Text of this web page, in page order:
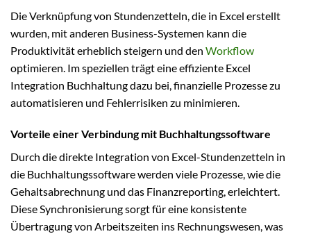
Die Verknüpfung von Stundenzetteln, die in Excel erstellt
wurden, mit anderen Business-Systemen kann die
Produktivität erheblich steigern und den Workflow
optimieren. Im speziellen trägt eine effiziente Excel
Integration Buchhaltung dazu bei, finanzielle Prozesse zu
automatisieren und Fehlerrisiken zu minimieren.
Vorteile einer Verbindung mit Buchhaltungssoftware
Durch die direkte Integration von Excel-Stundenzetteln in
die Buchhaltungssoftware werden viele Prozesse, wie die
Gehaltsabrechnung und das Finanzreporting, erleichtert.
Diese Synchronisierung sorgt für eine konsistente
Übertragung von Arbeitszeiten ins Rechnungswesen, was